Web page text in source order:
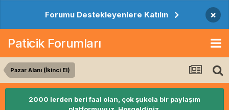
Forumu Destekleyenlere Katılın ×
Paticik Forumları
Pazar Alanı (İkinci El)
2000 lerden beri faal olan, çok şukela bir paylaşım